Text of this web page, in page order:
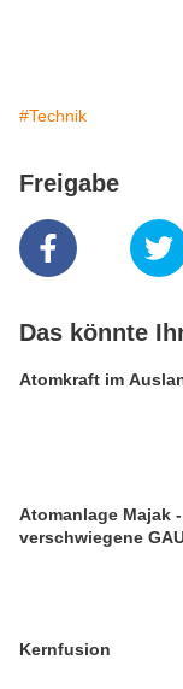
#Technik
Freigabe
Das könnte
Atomkraft im
Atomanlage Majak
verschwiegene
Kernfusion